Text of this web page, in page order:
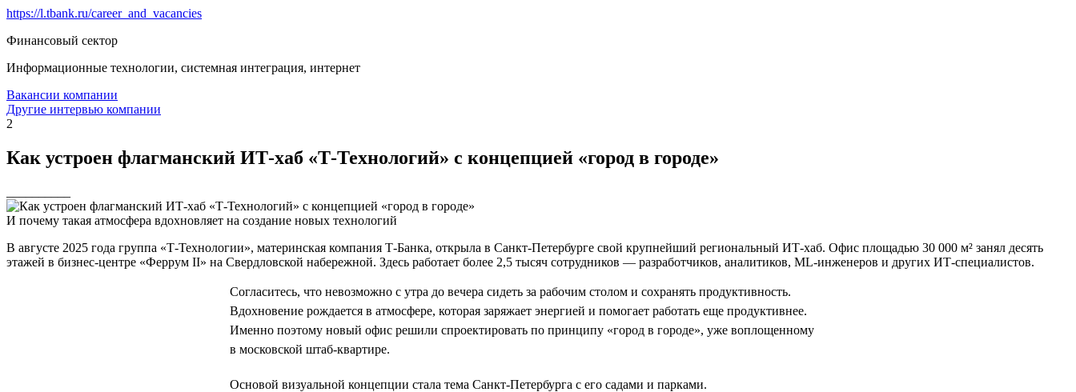
https://l.tbank.ru/career_and_vacancies
Финансовый сектор
Информационные технологии, системная интеграция, интернет
Вакансии компании
Другие интервью компании
2
Как устроен флагманский ИТ-хаб «Т-Технологий» с концепцией «город в городе»
И почему такая атмосфера вдохновляет на создание новых технологий
В августе 2025 года группа «Т-Технологии», материнская компания Т-Банка, открыла в Санкт-Петербурге свой крупнейший региональный ИТ-хаб. Офис площадью 30 000 м² занял десять
этажей в бизнес-центре «Феррум II» на Свердловской набережной. Здесь работает более 2,5 тысяч сотрудников — разработчиков, аналитиков, ML-инженеров и других ИТ-специалистов.
Согласитесь, что невозможно с утра до вечера сидеть за рабочим столом и сохранять продуктивность.
Вдохновение рождается в атмосфере, которая заряжает энергией и помогает работать еще продуктивнее.
Именно поэтому новый офис решили спроектировать по принципу «город в городе», уже воплощенному
в московской штаб-квартире.
Основой визуальной концепции стала тема Санкт-Петербурга с его садами и парками.